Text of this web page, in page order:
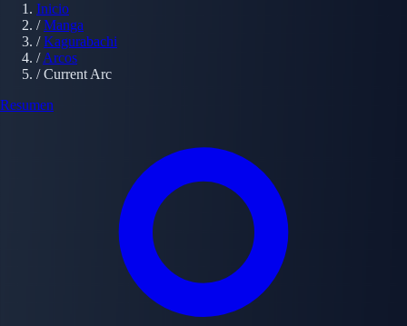
Inicio
/ Manga
/ Kagurabachi
/ Arcos
/ Current Arc
Resumen